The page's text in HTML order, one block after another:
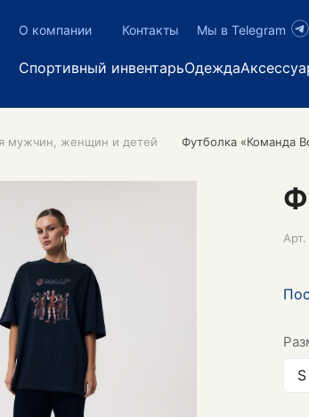
О компании Контакты Мы в Telegram
Спортивный инвентарьОдежда
мужчин, женщин и детей Футболка «Команда
Арт.
S